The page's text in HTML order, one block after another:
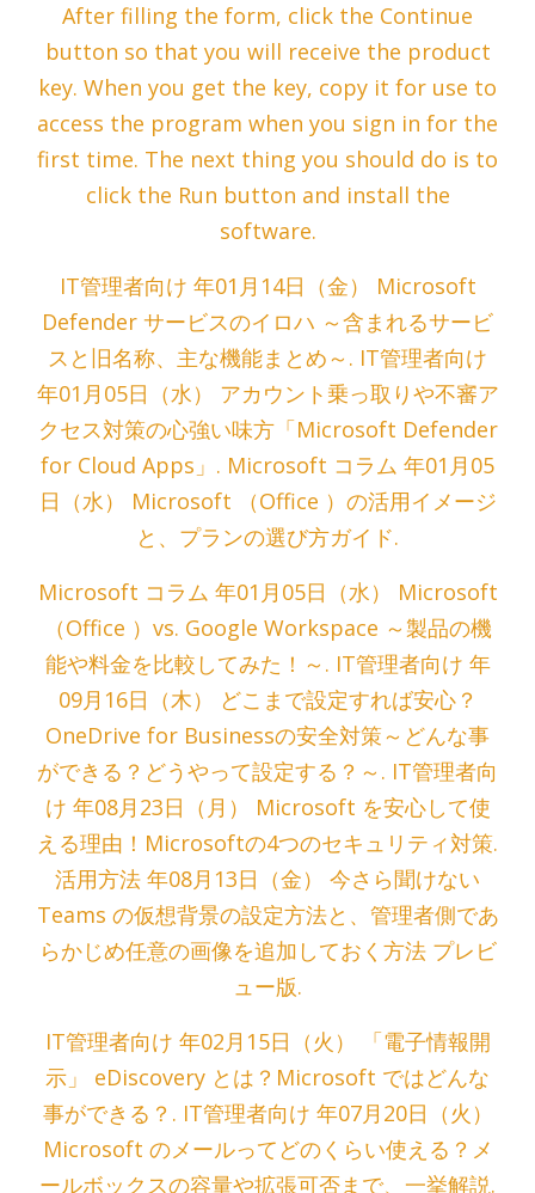
After filling the form, click the Continue
button so that you will receive the product
key. When you get the key, copy it for use to
access the program when you sign in for the
first time. The next thing you should do is to
click the Run button and install the
software.
IT管理者向け 年01月14日（金） Microsoft
Defender サービスのイロハ ～含まれるサービ
スと旧名称、主な機能まとめ～. IT管理者向け
年01月05日（水） アカウント乗っ取りや不審ア
クセス対策の心強い味方「Microsoft Defender
for Cloud Apps」. Microsoft コラム 年01月05
日（水） Microsoft （Office ）の活用イメージ
と、プランの選び方ガイド.
Microsoft コラム 年01月05日（水） Microsoft
（Office ）vs. Google Workspace ～製品の機
能や料金を比較してみた！～. IT管理者向け 年
09月16日（木） どこまで設定すれば安心？
OneDrive for Businessの安全対策～どんな事
ができる？どうやって設定する？～. IT管理者向
け 年08月23日（月） Microsoft を安心して使
える理由！Microsoftの4つのセキュリティ対策.
活用方法 年08月13日（金） 今さら聞けない
Teams の仮想背景の設定方法と、管理者側であ
らかじめ任意の画像を追加しておく方法 プレビ
ュー版.
IT管理者向け 年02月15日（火） 「電子情報開
示」 eDiscovery とは？Microsoft ではどんな
事ができる？. IT管理者向け 年07月20日（火）
Microsoft のメールってどのくらい使える？メ
ールボックスの容量や拡張可否まで、一挙解説.